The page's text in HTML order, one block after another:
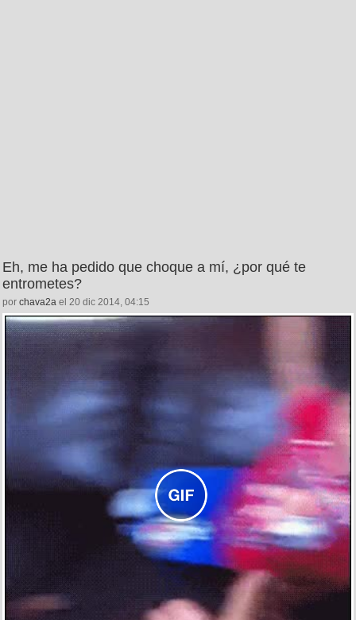
Eh, me ha pedido que choque a mí, ¿por qué te
entrometes?
por chava2a el 20 dic 2014, 04:15